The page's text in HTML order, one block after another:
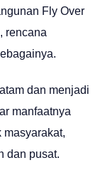
Fly Over
rencana
dan menjadi
manfaatnya
dan pusat.